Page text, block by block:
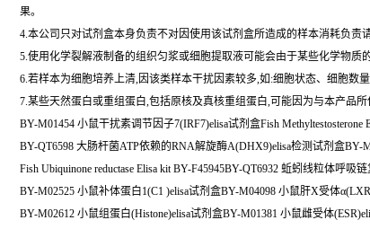
果。
4.本公司只对试剂盒本身负责不对因使用该试剂盒所造成的样本消耗负
5.使用化学裂解液制备的组织匀浆或细胞提取液可能会由于某些化学物质
6.若样本为细胞培养上清,因该类样本干扰因素较多,如:细胞状态、细胞数
7.某些天然蛋白或重组蛋白,包括原核及真核重组蛋白,可能因为与本产品
BY-M01454 小鼠干扰素调节因子7(IRF7)elisa试剂盒Fish Methyltestosterone
BY-QT6598 大肠杆菌ATP依赖的RNA解旋酶A(DHX9)elisa检测试剂盒BY-
Fish Ubiquinone reductase Elisa kit BY-F45945BY-QT6932 蚯蚓线粒体呼吸
BY-M02525 小鼠补体蛋白1(C1 )elisa试剂盒BY-M04098 小鼠肝X受体
BY-M02612 小鼠组蛋白(Histone)elisa试剂盒BY-M01381 小鼠雌受体